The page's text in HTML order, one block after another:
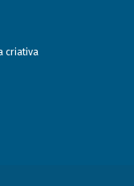
criativa